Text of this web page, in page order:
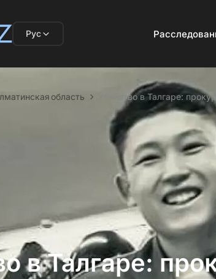
Рус
область Убийство в Талгаре:
в Талгаре: